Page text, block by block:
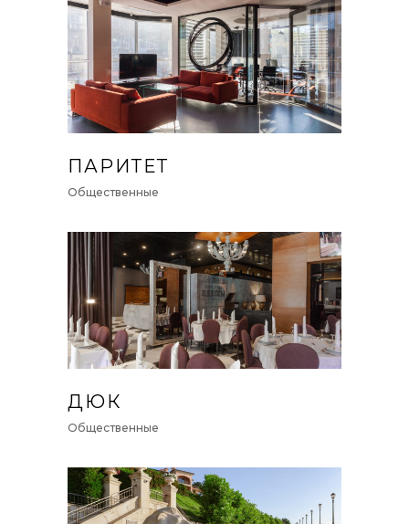
ПАРИТЕТ
Общественные
ДЮК
Общественные